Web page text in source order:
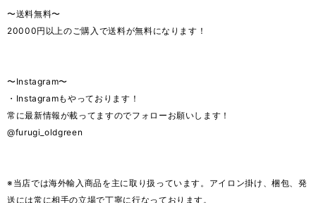
〜送料無料〜
20000円以上のご購入で送料が無料になります！
〜Instagram〜
・Instagramもやっております！
常に最新情報が載ってますのでフォローお願いします！
@furugi_oldgreen
※当店では海外輸入商品を主に取り扱っています。アイロン掛け、梱包、発
送には常に相手の立場で丁寧に行なっております。